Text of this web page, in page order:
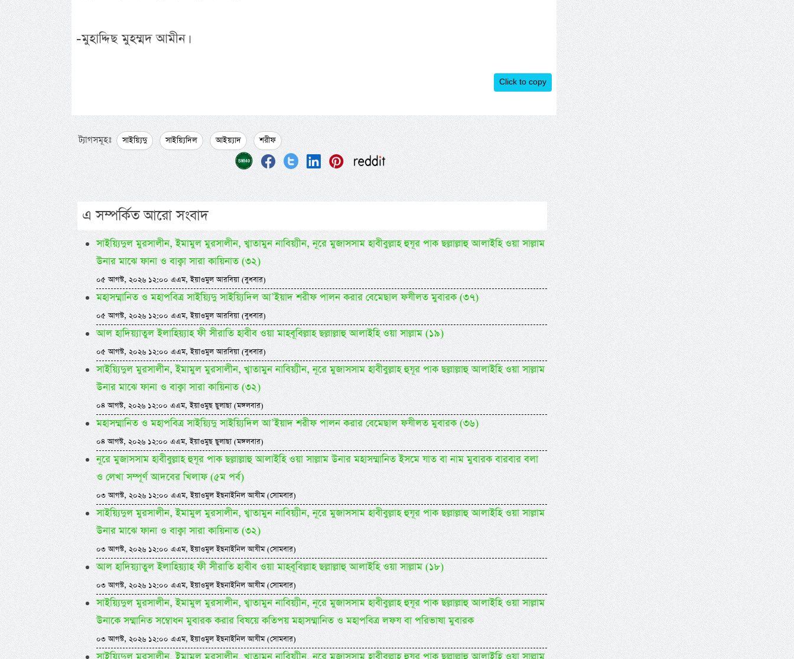
-মুহাদ্দিছ মুহম্মদ আমীন।
Click to copy
ট্যাগসমূহঃ সাইয়্যিদু সাইয়্যিদিল আইয়্যাদ শরীফ
এ সম্পর্কিত আরো সংবাদ
সাইয়্যিদুল মুরসালীন, ইমামুল মুরসালীন, খ্বাতামুন নাবিয়্যীন, নূরে মুজাসসাম হাবীবুল্লাহ হুযূর পাক ছল্লাল্লাহু আলাইহি ওয়া সাল্লাম
উনার মাঝে ফানা ও বাক্বা সারা কায়িনাত (৩২)
০৫ আগস্ট, ২০২৬ ১২:০০ এএম, ইয়াওমুল আরবিয়া (বুধবার)
মহাসম্মানিত ও মহাপবিত্র সাইয়্যিদু সাইয়্যিদিল আ’ইয়াদ শরীফ পালন করার বেমেছাল ফযীলত মুবারক (৩৭)
০৫ আগস্ট, ২০২৬ ১২:০০ এএম, ইয়াওমুল আরবিয়া (বুধবার)
আল হাদিয়্যাতুল ইলাহিয়্যাহ ফী সীরাতি হাবীব ওয়া মাহবূবিল্লাহ ছল্লাল্লাহু আলাইহি ওয়া সাল্লাম (১৯)
০৫ আগস্ট, ২০২৬ ১২:০০ এএম, ইয়াওমুল আরবিয়া (বুধবার)
সাইয়্যিদুল মুরসালীন, ইমামুল মুরসালীন, খ্বাতামুন নাবিয়্যীন, নূরে মুজাসসাম হাবীবুল্লাহ হুযূর পাক ছল্লাল্লাহু আলাইহি ওয়া সাল্লাম
উনার মাঝে ফানা ও বাক্বা সারা কায়িনাত (৩২)
০৪ আগস্ট, ২০২৬ ১২:০০ এএম, ইয়াওমুছ ছুলাছা (মঙ্গলবার)
মহাসম্মানিত ও মহাপবিত্র সাইয়্যিদু সাইয়্যিদিল আ’ইয়াদ শরীফ পালন করার বেমেছাল ফযীলত মুবারক (৩৬)
০৪ আগস্ট, ২০২৬ ১২:০০ এএম, ইয়াওমুছ ছুলাছা (মঙ্গলবার)
নূরে মুজাসসাম হাবীবুল্লাহ হুযূর পাক ছল্লাল্লাহু আলাইহি ওয়া সাল্লাম উনার মহাসম্মানিত ইসমে যাত বা নাম মুবারক বারবার বলা
ও লেখা সম্পূর্ণ আদবের খিলাফ (৫ম পর্ব)
০৩ আগস্ট, ২০২৬ ১২:০০ এএম, ইয়াওমুল ইছনাইনিল আযীম (সোমবার)
সাইয়্যিদুল মুরসালীন, ইমামুল মুরসালীন, খ্বাতামুন নাবিয়্যীন, নূরে মুজাসসাম হাবীবুল্লাহ হুযূর পাক ছল্লাল্লাহু আলাইহি ওয়া সাল্লাম
উনার মাঝে ফানা ও বাক্বা সারা কায়িনাত (৩২)
০৩ আগস্ট, ২০২৬ ১২:০০ এএম, ইয়াওমুল ইছনাইনিল আযীম (সোমবার)
আল হাদিয়্যাতুল ইলাহিয়্যাহ ফী সীরাতি হাবীব ওয়া মাহবূবিল্লাহ ছল্লাল্লাহু আলাইহি ওয়া সাল্লাম (১৮)
০৩ আগস্ট, ২০২৬ ১২:০০ এএম, ইয়াওমুল ইছনাইনিল আযীম (সোমবার)
সাইয়্যিদুল মুরসালীন, ইমামুল মুরসালীন, খ্বাতামুন নাবিয়্যীন, নূরে মুজাসসাম হাবীবুল্লাহ হুযূর পাক ছল্লাল্লাহু আলাইহি ওয়া সাল্লাম
উনাকে সম্মানিত সম্বোধন মুবারক করার বিষয়ে কতিপয় মহাসম্মানিত ও মহাপবিত্র লফয বা পরিভাষা মুবারক
০৩ আগস্ট, ২০২৬ ১২:০০ এএম, ইয়াওমুল ইছনাইনিল আযীম (সোমবার)